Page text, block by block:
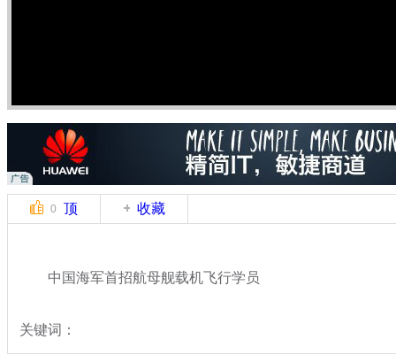
0 顶 收藏
中国海军首招航母舰载机飞行学员
关键词：